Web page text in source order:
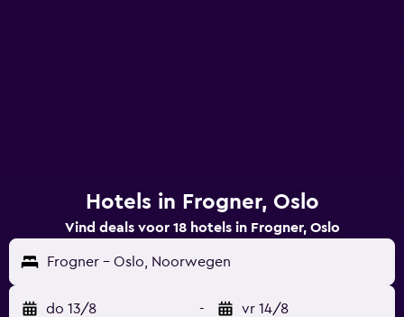
Hotels in Frogner, Oslo
Vind deals voor 18 hotels in Frogner, Oslo
Frogner - Oslo, Noorwegen
do 13/8 - vr 14/8